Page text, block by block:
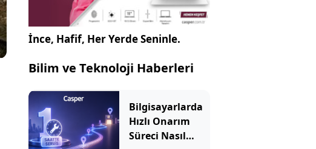
İnce, Hafif, Her Yerde Seninle.
Bilim ve Teknoloji Haberleri
Bilgisayarlarda
Hızlı Onarım
Süreci Nasıl